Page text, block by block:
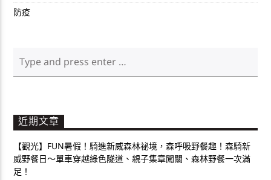
防疫
近期文章
【觀光】FUN暑假！騎進新威森林祕境，森呼吸野餐趣！森騎新
威野餐日～單車穿越綠色隧道、親子集章闖關、森林野餐一次滿
足！